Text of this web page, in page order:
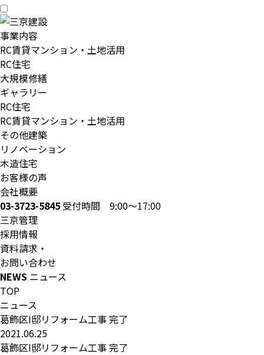
事業内容
RC賃貸マンション・土地活用
RC住宅
大規模修繕
ギャラリー
RC住宅
RC賃貸マンション・土地活用
その他建築
リノベーション
木造住宅
お客様の声
会社概要
03-3723-5845 受付時間 9:00～17:00
三京管理
採用情報
資料請求・
お問い合わせ
NEWS ニュース
TOP
ニュース
葛飾区I邸リフォーム工事 完了
2021.06.25
葛飾区I邸リフォーム工事 完了